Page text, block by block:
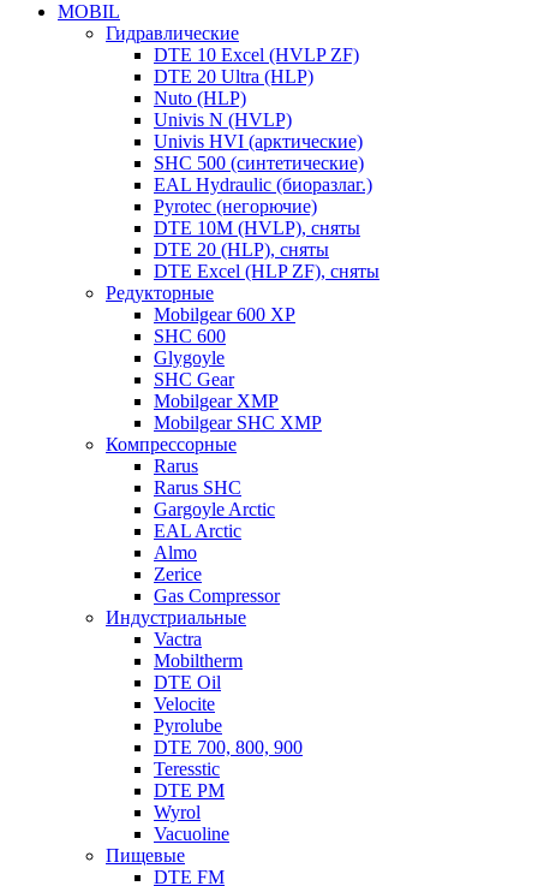
MOBIL
Гидравлические
DTE 10 Excel (HVLP ZF)
DTE 20 Ultra (HLP)
Nuto (HLP)
Univis N (HVLP)
Univis HVI (арктические)
SHC 500 (синтетические)
EAL Hydraulic (биоразлаг.)
Pyrotec (негорючие)
DTE 10M (HVLP), сняты
DTE 20 (HLP), сняты
DTE Excel (HLP ZF), сняты
Редукторные
Mobilgear 600 XP
SHC 600
Glygoyle
SHC Gear
Mobilgear XMP
Mobilgear SHC XMP
Компрессорные
Rarus
Rarus SHC
Gargoyle Arctic
EAL Arctic
Almo
Zerice
Gas Compressor
Индустриальные
Vactra
Mobiltherm
DTE Oil
Velocite
Pyrolube
DTE 700, 800, 900
Teresstic
DTE PM
Wyrol
Vacuoline
Пищевые
DTE FM